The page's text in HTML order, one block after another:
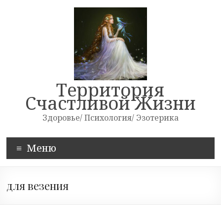
Территория
Счастливой Жизни
Здоровье/ Психология/ Эзотерика
Меню
для везения